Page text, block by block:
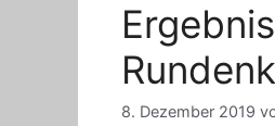
8. Dezember 2019